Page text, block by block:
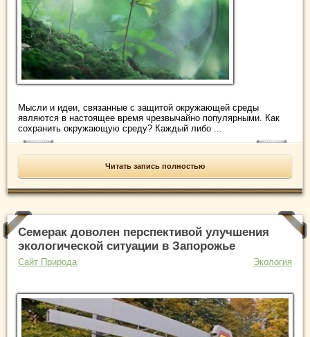
Мысли и идеи, связанные с защитой окружающей среды
являются в настоящее время чрезвычайно популярными. Как
сохранить окружающую среду? Каждый либо ...
Читать запись полностью
Семерак доволен перспективой улучшения
экологической ситуации в Запорожье
Сайт Природа Экология